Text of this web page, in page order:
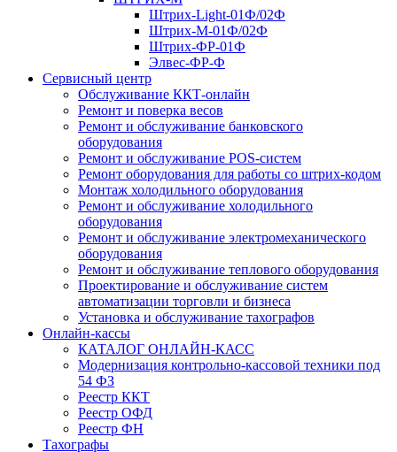
Штрих-Light-01Ф/02Ф
Штрих-М-01Ф/02Ф
Штрих-ФР-01Ф
Элвес-ФР-Ф
Сервисный центр
Обслуживание ККТ-онлайн
Ремонт и поверка весов
Ремонт и обслуживание банковского
оборудования
Ремонт и обслуживание POS-систем
Ремонт оборудования для работы со штрих-кодом
Монтаж холодильного оборудования
Ремонт и обслуживание холодильного
оборудования
Ремонт и обслуживание электромеханического
оборудования
Ремонт и обслуживание теплового оборудования
Проектирование и обслуживание систем
автоматизации торговли и бизнеса
Установка и обслуживание тахографов
Онлайн-кассы
КАТАЛОГ ОНЛАЙН-КАСС
Модернизация контрольно-кассовой техники под
54 ФЗ
Реестр ККТ
Реестр ОФД
Реестр ФН
Тахографы